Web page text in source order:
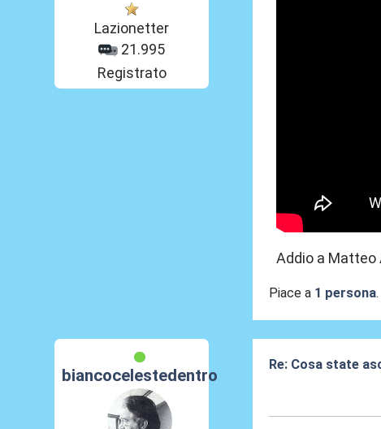
Lazionetter
21.995
Registrato
Addio a Matteo
Piace a 1 persona.
biancocelestedentro
Re: Cosa state